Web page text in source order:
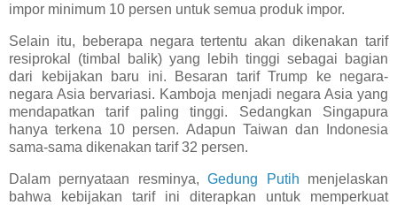
impor minimum 10 persen untuk semua produk impor.
Selain itu, beberapa negara tertentu akan dikenakan tarif
resiprokal (timbal balik) yang lebih tinggi sebagai bagian
dari kebijakan baru ini. Besaran tarif Trump ke negara-
negara Asia bervariasi. Kamboja menjadi negara Asia yang
mendapatkan tarif paling tinggi. Sedangkan Singapura
hanya terkena 10 persen. Adapun Taiwan dan Indonesia
sama-sama dikenakan tarif 32 persen.
Dalam pernyataan resminya,Gedung Putih menjelaskan
bahwa kebijakan tarif ini diterapkan untuk memperkuat